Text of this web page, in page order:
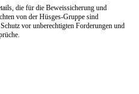
die für die Beweissicherung und
von der Hüsges-Gruppe sind
vor unberechtigten Forderungen und